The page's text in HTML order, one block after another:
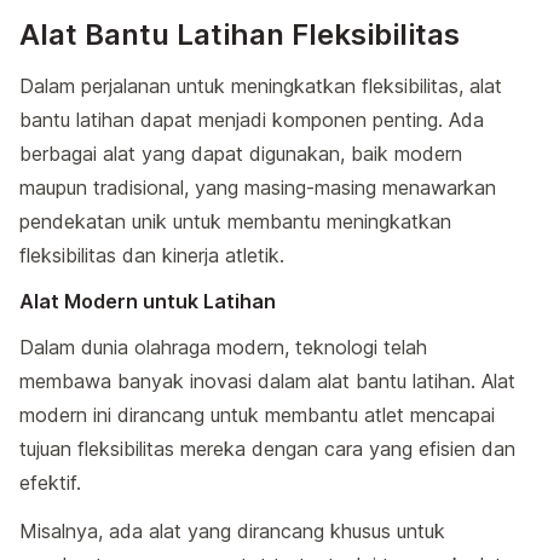
Alat Bantu Latihan Fleksibilitas
Dalam perjalanan untuk meningkatkan fleksibilitas, alat
bantu latihan dapat menjadi komponen penting. Ada
berbagai alat yang dapat digunakan, baik modern
maupun tradisional, yang masing-masing menawarkan
pendekatan unik untuk membantu meningkatkan
fleksibilitas dan kinerja atletik.
Alat Modern untuk Latihan
Dalam dunia olahraga modern, teknologi telah
membawa banyak inovasi dalam alat bantu latihan. Alat
modern ini dirancang untuk membantu atlet mencapai
tujuan fleksibilitas mereka dengan cara yang efisien dan
efektif.
Misalnya, ada alat yang dirancang khusus untuk